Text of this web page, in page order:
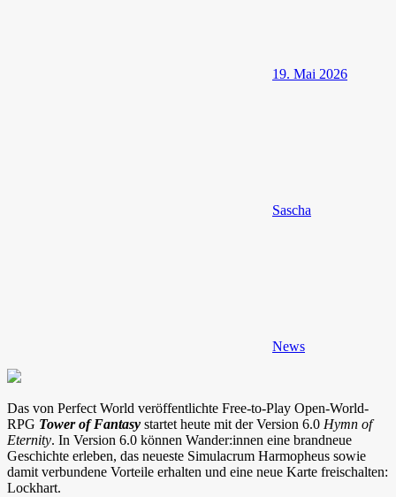
19. Mai 2026
Sascha
News
Das von Perfect World veröffentlichte Free-to-Play Open-World-
RPG Tower of Fantasy startet heute mit der Version 6.0 Hymn of
Eternity. In Version 6.0 können Wander:innen eine brandneue
Geschichte erleben, das neueste Simulacrum Harmopheus sowie
damit verbundene Vorteile erhalten und eine neue Karte freischalten:
Lockhart.